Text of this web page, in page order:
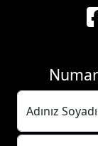
Adınız